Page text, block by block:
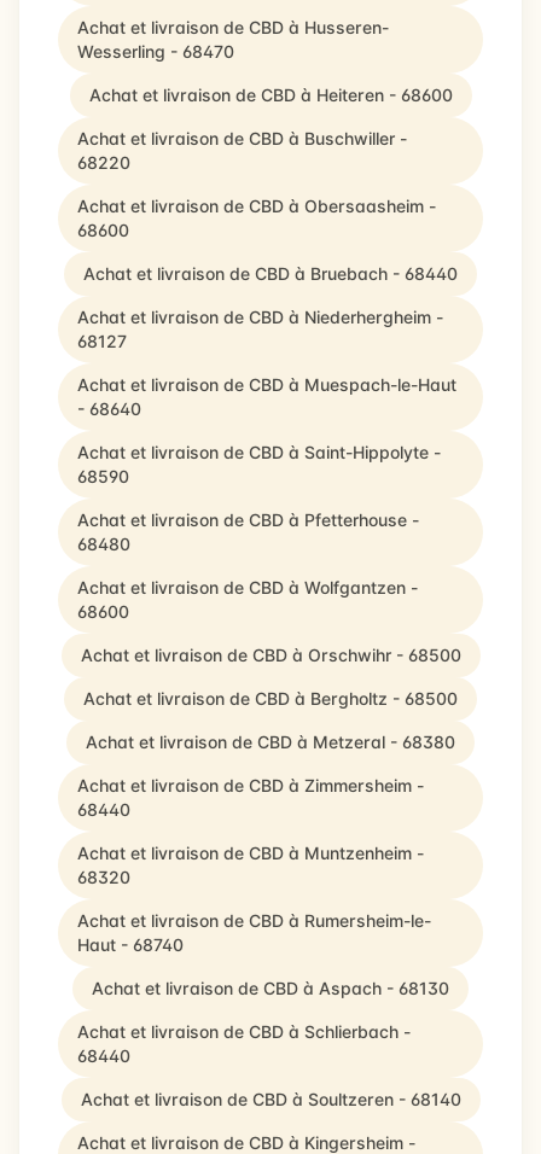
Achat et livraison de CBD à Husseren-
Wesserling - 68470
Achat et livraison de CBD à Heiteren - 68600
Achat et livraison de CBD à Buschwiller -
68220
Achat et livraison de CBD à Obersaasheim -
68600
Achat et livraison de CBD à Bruebach - 68440
Achat et livraison de CBD à Niederhergheim -
68127
Achat et livraison de CBD à Muespach-le-Haut
- 68640
Achat et livraison de CBD à Saint-Hippolyte -
68590
Achat et livraison de CBD à Pfetterhouse -
68480
Achat et livraison de CBD à Wolfgantzen -
68600
Achat et livraison de CBD à Orschwihr - 68500
Achat et livraison de CBD à Bergholtz - 68500
Achat et livraison de CBD à Metzeral - 68380
Achat et livraison de CBD à Zimmersheim -
68440
Achat et livraison de CBD à Muntzenheim -
68320
Achat et livraison de CBD à Rumersheim-le-
Haut - 68740
Achat et livraison de CBD à Aspach - 68130
Achat et livraison de CBD à Schlierbach -
68440
Achat et livraison de CBD à Soultzeren - 68140
Achat et livraison de CBD à Kingersheim -